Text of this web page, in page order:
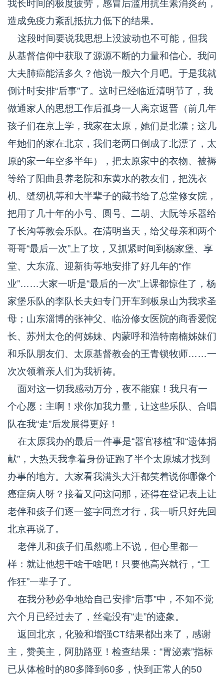
我长时间的极度疲劳，感冒后滥用抗生素消炎药，
造成免疫力紊乱抵抗力低下的结果。
这段时间要说我思想上没波动也不可能，但我
从基督信仰中获取了源源不断的力量和信心。我问
大夫肺癌能活多久？他说一般六个月吧。于是我就
倒计时安排“后事”了。这时已经临近清明节了，我
做通家人的思想工作后孤身一人离京返晋（前几年
孩子们在京上学，我家在太原，她们是北漂；这几
年她们的家在北京，我们老两口倒成了北漂了，太
原的家一年空多半年），把太原家中的衣物、被褥
等给了阳曲县养老院和东黄水的教友们，把洗衣
机、缝纫机等和大半辈子的藏书给了总堂修女院，
把用了几十年的小号、圆号、二胡、大阮等乐器给
了长沟等教会乐队。在清明当天，给父母亲和两个
哥哥“最后一次”上了坟，又抓紧时间到杨家堡、享
堂、大东流、迎新街等地安排了好几年的“作
业”……大家一听是“最后的一次”上课都惊住了，杨
家堡乐队的李队长夫妇专门开车到板泉山为我求圣
母；山东淄博的张神父、临汾修女医院的商香爱院
长、苏州太仓的何姊妹、内蒙呼和浩特南楠姊妹们
和乐队朋友们、太原基督教会的王青锁牧师……一
次次领着亲人们为我祈祷。
面对这一切我感动万分，夜不能寐！我只有一
个心愿：主啊！求你加我力量，让这些乐队、合唱
队在我“走”后发展得更好！
在太原我办的最后一件事是“器官移植”和“遗体捐
献”，大热天我拿着身份证跑了半个太原城才找到
办事的地方。大家看我满头大汗都笑着说你哪像个
癌症病人呀？接着又问这问那，还得在登记表上让
老伴和孩子们逐一签字同意才行，我一听只好先回
北京再说了。
老伴儿和孩子们虽然嘴上不说，但心里都一
样：就让他想干啥干啥吧！只要他高兴就行，“工
作狂”一辈子了。
在我分秒必争地给自己安排“后事”中，不知不觉
六个月已经过去了，丝毫没有“走”的迹象。
返回北京，化验和增强CT结果都出来了，感谢
主，赞美主，阿肋路亚！检查结果：“胃泌素”指标
已从体检时的80多降到60多，快到正常人的50